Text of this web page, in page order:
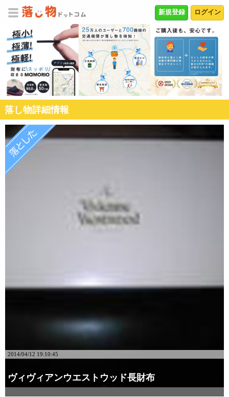
ログイン
新規登録
落し物詳細情報
2014/04/12 19:10:45
ヴィヴィアンウエストウッド長財布